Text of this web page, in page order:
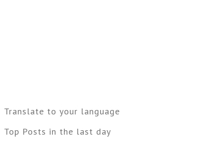
Translate to your language
Top Posts in the last day